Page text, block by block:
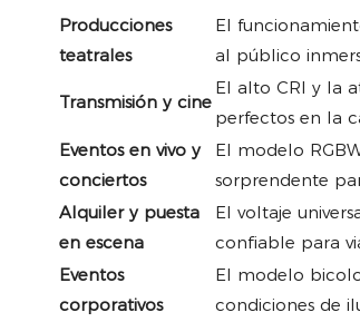
Producciones
teatrales
El
al público
Transmisión y cine
El alto CRI y la
perfectos en la
Eventos en vivo y
conciertos
El modelo
sorprendente
Alquiler y puesta
en escena
El voltaje
confiable para
Eventos
corporativos
El modelo
condiciones de